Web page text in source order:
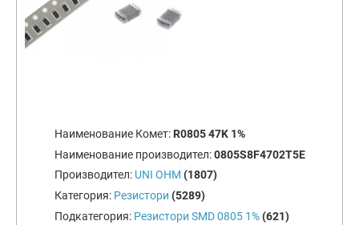
Наименование Комет: R0805 47K 1%
Наименование производител:0805S8F4702T5E
Производител: UNI OHM (1807)
Категория: Резистори (5289)
Подкатегория: Резистори SMD 0805 1% (621)